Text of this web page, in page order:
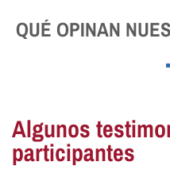
QUÉ OPINAN
Algunos
participantes